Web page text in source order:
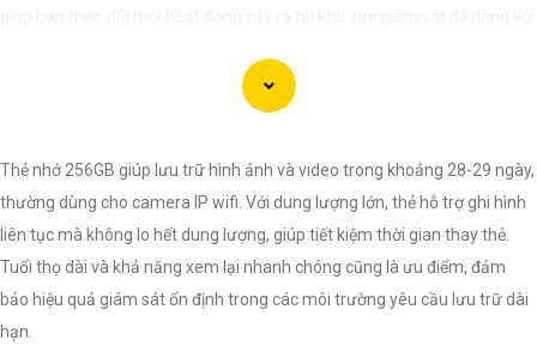
Camera được thiết kế chắc chắn, chống nước và chống bụi giúp camera
ngoài trời, bạn có thể yên tâm mà không cần lo lắng về việc bị xâm nhập
hoặc mất trội tài sản.
Thẻ nhớ 256GB giúp lưu trữ hình ảnh và video trong khoảng 28-29 ngày,
thường dùng cho camera IP wifi. Với dung lượng lớn, thẻ hỗ trợ ghi hình
liên tục mà không lo hết dung lượng, giúp tiết kiệm thời gian thay thẻ.
Tuổi thọ dài và khả năng xem lại nhanh chóng cũng là ưu điểm, đảm
bảo hiệu quả giám sát ổn định trong các môi trường yêu cầu lưu trữ dài
hạn.